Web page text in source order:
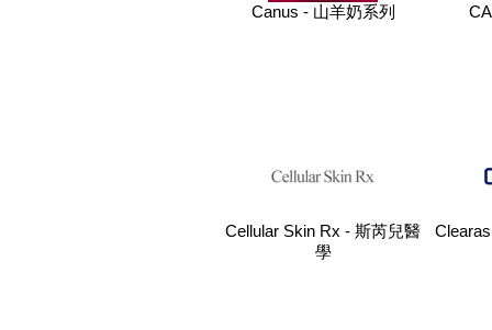
Canus - 山羊奶系列
Cellular Skin Rx - 斯芮兒醫
學